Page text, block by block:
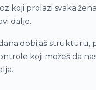
koji prolazi svaka
dalje.
dobijaš strukturu,
koji možeš da